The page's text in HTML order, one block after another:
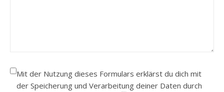
Mit der Nutzung dieses Formulars erklärst du dich mit
der Speicherung und Verarbeitung deiner Daten durch